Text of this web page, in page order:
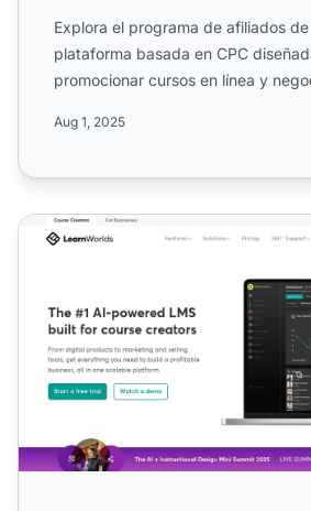
Explora el programa de afiliados
plataforma basada en CPC
promocionar cursos en línea y
Aug 1, 2025
Programa de Afiliados de